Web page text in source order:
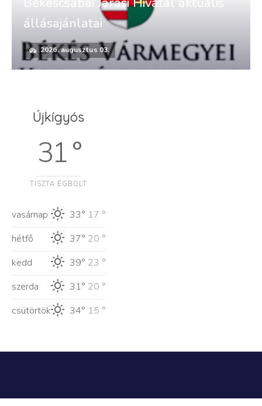
állásajánlatai
2026. augusztus 03.
Újkígyós
31 °
TISZTA ÉGBOLT
vasárnap 33° 17 °
hétfő
37° 20 °
kedd
39° 23 °
szerda
31° 20 °
csütörtök
34° 15 °